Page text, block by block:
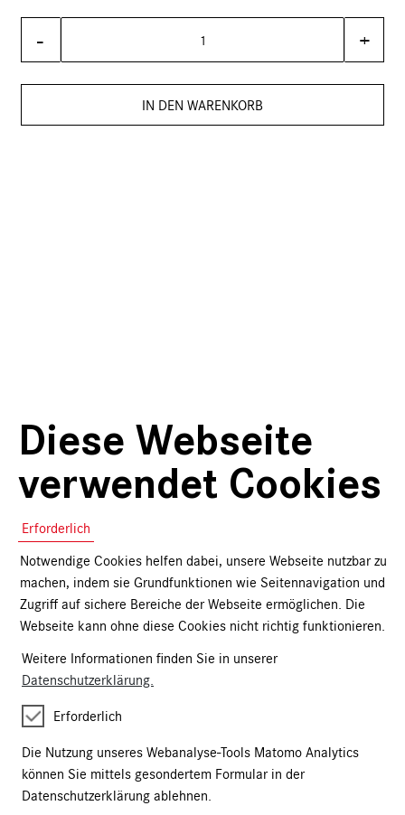
Diese Webseite
verwendet Cookies
Erforderlich
Notwendige Cookies helfen dabei, unsere Webseite nutzbar zu
machen, indem sie Grundfunktionen wie Seitennavigation und
Zugriff auf sichere Bereiche der Webseite ermöglichen. Die
Webseite kann ohne diese Cookies nicht richtig funktionieren.
Weitere Informationen finden Sie in unserer
Datenschutzerklärung.
Erforderlich
Die Nutzung unseres Webanalyse-Tools Matomo Analytics
können Sie mittels gesondertem Formular in der
Datenschutzerklärung ablehnen.
- +
IN DEN WARENKORB
Kartäusergasse 1
90402 Nürnberg
+49 (0)911 / 1331-0
Eintrittskarten
Kalender
Führungen & Veranstaltungen
Publikationen